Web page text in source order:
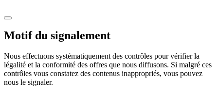
Motif du signalement
Nous effectuons systématiquement des contrôles pour vérifier la
légalité et la conformité des offres que nous diffusons. Si malgré ces
contrôles vous constatez des contenus inappropriés, vous pouvez
nous le signaler.